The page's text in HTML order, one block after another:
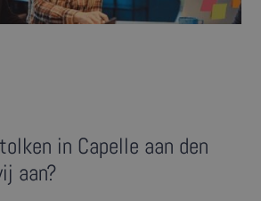
in Capelle aan den
aan?